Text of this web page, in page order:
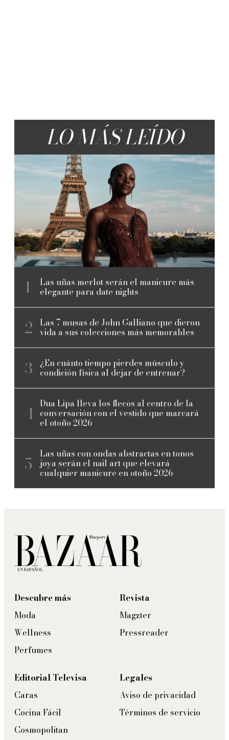
LO MÁS LEÍDO
Las uñas merlot serán el manicure más
elegante para date nights
Las 7 musas de John Galliano que dieron
vida a sus colecciones más memorables
¿En cuánto tiempo pierdes músculo y
condición física al dejar de entrenar?
Dua Lipa lleva los flecos al centro de la
conversación con el vestido que marcará
el otoño 2026
Las uñas con ondas abstractas en tonos
joya serán el nail art que elevará
cualquier manicure en otoño 2026
Descubre más
Moda
Wellness
Perfumes
Revista
Magzter
Pressreader
Editorial Televisa
Caras
Cocina Fácil
Cosmopolitan
Legales
Aviso de privacidad
Términos de servicio